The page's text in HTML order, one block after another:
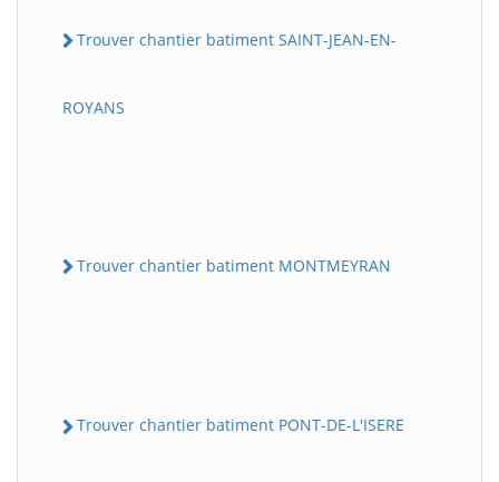
Trouver chantier batiment SAINT-JEAN-EN-
ROYANS
Trouver chantier batiment MONTMEYRAN
Trouver chantier batiment PONT-DE-L'ISERE